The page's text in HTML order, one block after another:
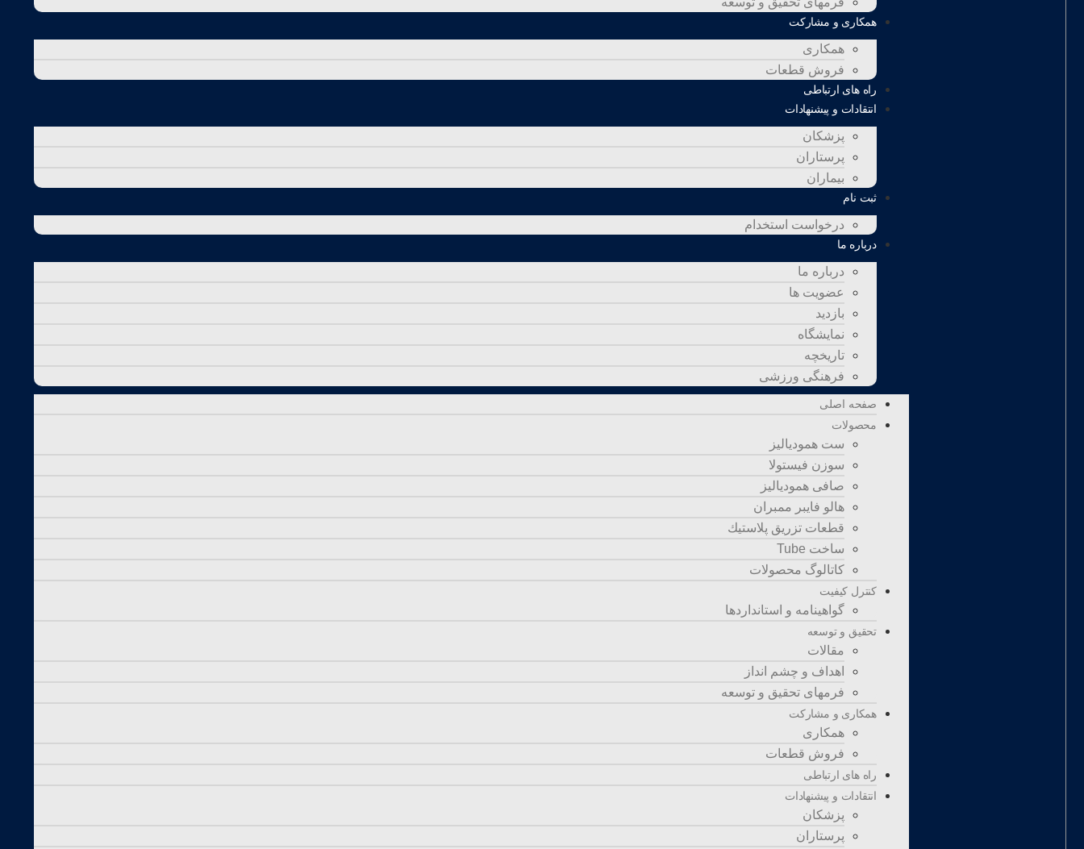
همکاری و مشارکت
همکاری
فروش قطعات
راه های ارتباطی
انتقادات و پيشنهادات
پزشكان
پرستاران
بيماران
ثبت نام
درخواست استخدام
درباره ما
درباره ما
عضویت ها
بازدید
نمایشگاه
تاريخچه
فرهنگی ورزشی
صفحه اصلی
محصولات
ست همودیالیز
سوزن فیستولا
صافی همودیالیز
هالو فایبر ممبران
قطعات تزريق پلاستيك
ساخت Tube
کاتالوگ محصولات
کنترل کیفیت
گواهينامه و استانداردها
تحقيق و توسعه
مقالات
اهداف و چشم انداز
فرمهای تحقیق و توسعه
همکاری و مشارکت
همکاری
فروش قطعات
راه های ارتباطی
انتقادات و پيشنهادات
پزشكان
پرستاران